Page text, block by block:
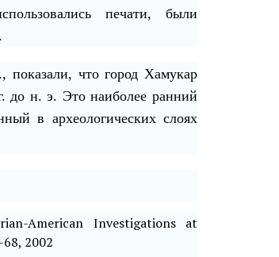
печати, были
показали, что город Хамукар
до н. э. Это наиболее ранний
в археологических слоях
American Investigations at
2002